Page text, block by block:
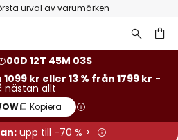
urval av varumärken
00D 12T 45M 02S
kr eller 13 % från 1799 kr -
nästan allt
Kopiera
upp till -70 % >